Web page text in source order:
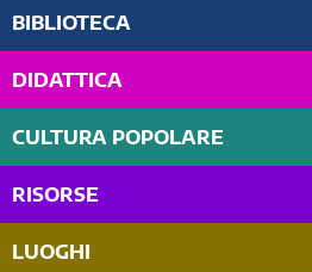
BIBLIOTECA
DIDATTICA
CULTURA POPOLARE
RISORSE
LUOGHI